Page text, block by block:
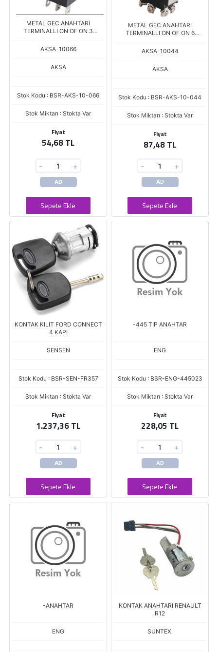
METAL GEC.ANAHTARI
TERMINALLI ON OF ON 3
AKSA-10066
AKSA
Stok Kodu : BSR-AKS-10-066
Stok Miktarı : Stokta Var
Fiyat
54,68 TL
- +
AD
Sepete Ekle
METAL GEC.ANAHTARI
TERMINALLI ON OF ON 6
AKSA-10044
AKSA
Stok Kodu : BSR-AKS-10-044
Stok Miktarı : Stokta Var
Fiyat
87,48 TL
- +
AD
Sepete Ekle
KONTAK KILIT FORD CONNECT
4 KAPI
SENSEN
Stok Kodu : BSR-SEN-FR357
Stok Miktarı : Stokta Var
Fiyat
1.237,36 TL
- +
AD
Sepete Ekle
-445 TIP ANAHTAR
ENG
Stok Kodu : BSR-ENG-445023
Stok Miktarı : Stokta Var
Fiyat
228,05 TL
- +
AD
Sepete Ekle
-ANAHTAR
ENG
KONTAK ANAHTARI RENAULT
R12
SUNTEX.